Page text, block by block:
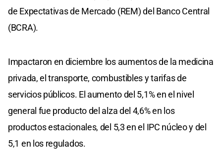
de Expectativas de Mercado (REM) del Banco Central
(BCRA).
Impactaron en diciembre los aumentos de la medicina
privada, el transporte, combustibles y tarifas de
servicios públicos. El aumento del 5,1% en el nivel
general fue producto del alza del 4,6% en los
productos estacionales, del 5,3 en el IPC núcleo y del
5,1 en los regulados.